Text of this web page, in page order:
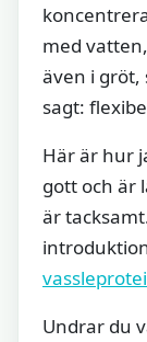
med
även i gröt,
sagt:
Här är hur
gott och är
är
Undrar du